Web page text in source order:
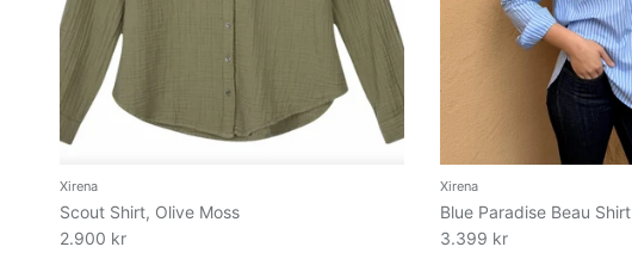
Xirena
Scout Shirt, Olive Moss
2.900 kr
Xirena
Blue Paradise Beau Shirt
3.399 kr